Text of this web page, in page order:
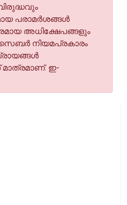
പരാമര്‍ശങ്ങള്‍
അധിക്ഷേപങ്ങളും
നിയമപ്രകാരം
ഇ-